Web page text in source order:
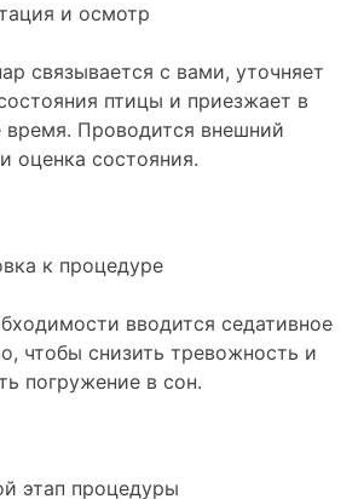
и осмотр
связывается с вами, уточняет
птицы и приезжает в
время. Проводится внешний
оценка состояния.
к процедуре
вводится седативное
чтобы снизить тревожность и
погружение в сон.
этап процедуры